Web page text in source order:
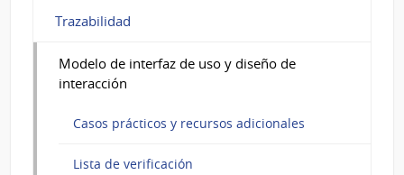
Trazabilidad
Modelo de interfaz de uso y diseño de
interacción
Casos prácticos y recursos adicionales
Lista de verificación